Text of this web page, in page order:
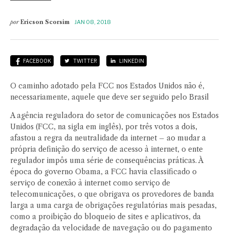
por Ericson Scorsim JAN 08, 2018
FACEBOOK TWITTER LINKEDIN
O caminho adotado pela FCC nos Estados Unidos não é,
necessariamente, aquele que deve ser seguido pelo Brasil
A agência reguladora do setor de comunicações nos Estados
Unidos (FCC, na sigla em inglês), por três votos a dois,
afastou a regra da neutralidade da internet – ao mudar a
própria definição do serviço de acesso à internet, o ente
regulador impôs uma série de consequências práticas. À
época do governo Obama, a FCC havia classificado o
serviço de conexão à internet como serviço de
telecomunicações, o que obrigava os provedores de banda
larga a uma carga de obrigações regulatórias mais pesadas,
como a proibição do bloqueio de sites e aplicativos, da
degradação da velocidade de navegação ou do pagamento